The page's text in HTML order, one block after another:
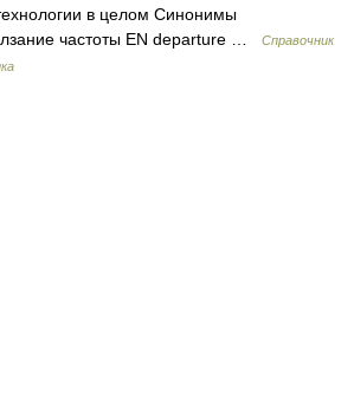
в целом Синонимы
частоты EN departure …
Справочник